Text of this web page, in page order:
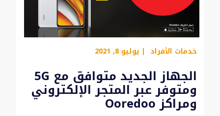
خدمات الأفراد | يوليو 8, 2021
الجهاز الجديد متوافق مع 5G
ومتوفر عبر المتجر الإلكتروني
ومراكز Ooredoo